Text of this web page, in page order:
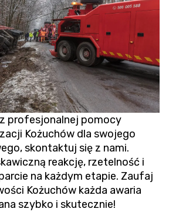
profesjonalnej pomocy
Kożuchów dla swojego
skontaktuj się z nami.
reakcję, rzetelność i
na każdym etapie. Zaufaj
Kożuchów każda awaria
szybko i skutecznie!